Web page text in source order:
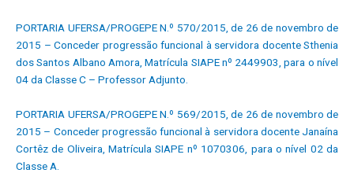
PORTARIA UFERSA/PROGEPE N.º 570/2015, de 26 de novembro de
2015 – Conceder progressão funcional à servidora docente Sthenia
dos Santos Albano Amora, Matrícula SIAPE nº 2449903, para o nível
04 da Classe C – Professor Adjunto.
PORTARIA UFERSA/PROGEPE N.º 569/2015, de 26 de novembro de
2015 – Conceder progressão funcional à servidora docente Janaína
Cortêz de Oliveira, Matrícula SIAPE nº 1070306, para o nível 02 da
Classe A.